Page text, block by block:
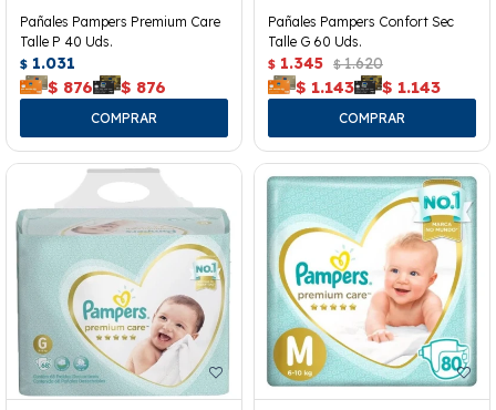
Pañales Pampers Premium Care
Talle P 40 Uds.
$ 1.031
$ 876 $ 876
Pañales Pampers Confort Sec
Talle G 60 Uds.
$ 1.345 $ 1.620
$ 1.143 $ 1.143